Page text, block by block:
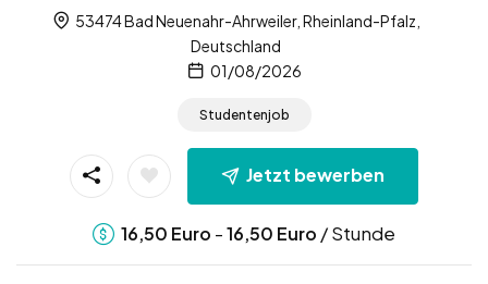
53474 Bad Neuenahr-Ahrweiler, Rheinland-Pfalz,
Deutschland
01/08/2026
Studentenjob
Jetzt bewerben
16,50 Euro -16,50 Euro / Stunde